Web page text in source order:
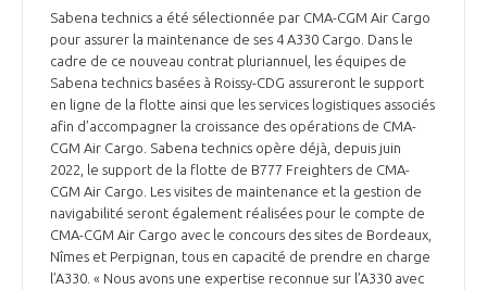
Sabena technics a été sélectionnée par CMA-CGM Air Cargo
pour assurer la maintenance de ses 4 A330 Cargo. Dans le
cadre de ce nouveau contrat pluriannuel, les équipes de
Sabena technics basées à Roissy-CDG assureront le support
en ligne de la flotte ainsi que les services logistiques associés
afin d’accompagner la croissance des opérations de CMA-
CGM Air Cargo. Sabena technics opère déjà, depuis juin
2022, le support de la flotte de B777 Freighters de CMA-
CGM Air Cargo. Les visites de maintenance et la gestion de
navigabilité seront également réalisées pour le compte de
CMA-CGM Air Cargo avec le concours des sites de Bordeaux,
Nîmes et Perpignan, tous en capacité de prendre en charge
l’A330. « Nous avons une expertise reconnue sur l’A330 avec